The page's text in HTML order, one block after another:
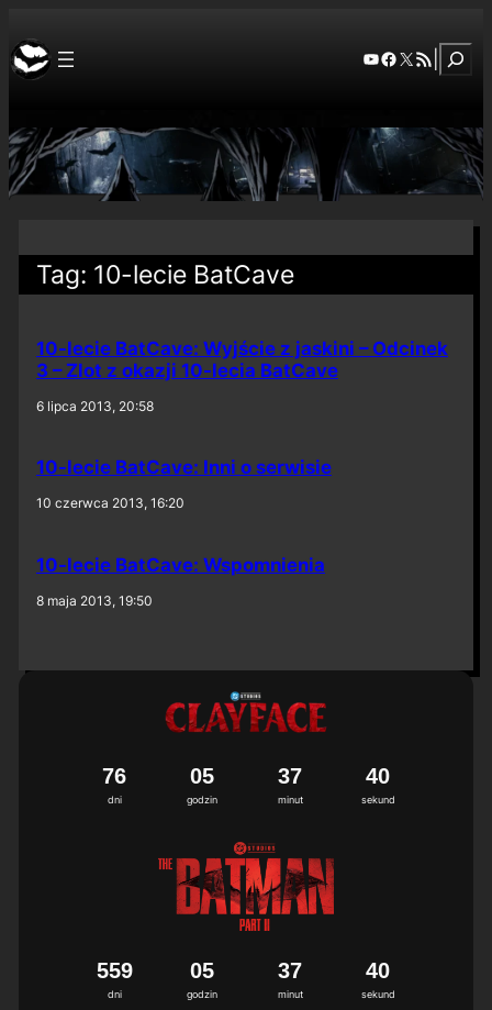
YouTube
Facebook
X RSS Feed
Tag: 10-lecie BatCave
10-lecie BatCave: Wyjście z jaskini – Odcinek
3 – Zlot z okazji 10-lecia BatCave
6 lipca 2013, 20:58
10-lecie BatCave: Inni o serwisie
10 czerwca 2013, 16:20
10-lecie BatCave: Wspomnienia
8 maja 2013, 19:50
dni
76
godzin
05
minut
37
sekund
3
49
0
dni
559
godzin
05
minut
37
sekund
3
49
0